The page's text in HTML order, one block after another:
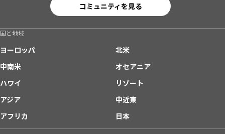
コミュニティを見る
国と地域
ヨーロッパ
北米
中南米
オセアニア
ハワイ
リゾート
アジア
中近東
アフリカ
日本